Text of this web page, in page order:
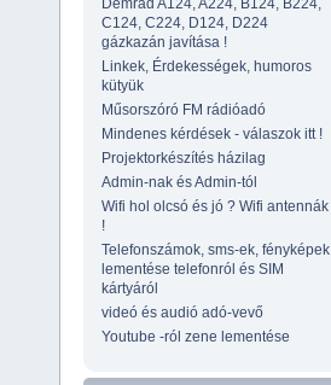
Demrad A124, A224, B124, B224,
C124, C224, D124, D224
gázkazán javítása !
Linkek, Érdekességek, humoros
kütyük
Műsorszóró FM rádióadó
Mindenes kérdések - válaszok itt !
Projektorkészítés házilag
Admin-nak és Admin-tól
Wifi hol olcsó és jó ? Wifi antennák
!
Telefonszámok, sms-ek, fényképek
lementése telefonról és SIM
kártyáról
videó és audió adó-vevő
Youtube -ról zene lementése